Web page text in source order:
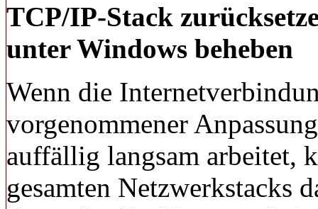
TCP/IP-Stack
unter Windows beheben
Wenn die
vorgenommener
auffällig langsam arbeitet,
gesamten Netzwerkstacks